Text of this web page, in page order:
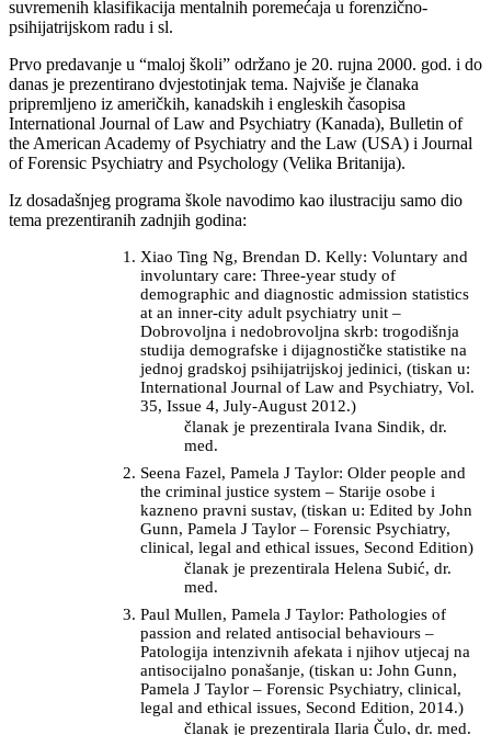
suvremenih klasifikacija mentalnih poremećaja u forenzično-
psihijatrijskom radu i sl.
Prvo predavanje u “maloj školi” održano je 20. rujna 2000. god. i do
danas je prezentirano dvjestotinjak tema. Najviše je članaka
pripremljeno iz američkih, kanadskih i engleskih časopisa
International Journal of Law and Psychiatry (Kanada), Bulletin of
the American Academy of Psychiatry and the Law (USA) i Journal
of Forensic Psychiatry and Psychology (Velika Britanija).
Iz dosadašnjeg programa škole navodimo kao ilustraciju samo dio
tema prezentiranih zadnjih godina:
Xiao Ting Ng, Brendan D. Kelly: Voluntary and
involuntary care: Three-year study of
demographic and diagnostic admission statistics
at an inner-city adult psychiatry unit –
Dobrovoljna i nedobrovoljna skrb: trogodišnja
studija demografske i dijagnostičke statistike na
jednoj gradskoj psihijatrijskoj jedinici, (tiskan u:
International Journal of Law and Psychiatry, Vol.
35, Issue 4, July-August 2012.)
članak je prezentirala Ivana Sindik, dr.
med.
Seena Fazel, Pamela J Taylor: Older people and
the criminal justice system – Starije osobe i
kazneno pravni sustav, (tiskan u: Edited by John
Gunn, Pamela J Taylor – Forensic Psychiatry,
clinical, legal and ethical issues, Second Edition)
članak je prezentirala Helena Subić, dr.
med.
Paul Mullen, Pamela J Taylor: Pathologies of
passion and related antisocial behaviours –
Patologija intenzivnih afekata i njihov utjecaj na
antisocijalno ponašanje, (tiskan u: John Gunn,
Pamela J Taylor – Forensic Psychiatry, clinical,
legal and ethical issues, Second Edition, 2014.)
članak je prezentirala Ilaria Čulo, dr. med.